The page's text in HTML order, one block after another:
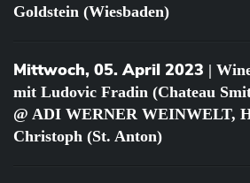
Goldstein (Wiesbaden)
Mittwoch, 05. April 2023 |
mit Ludovic Fradin (Chateau
@ ADI WERNER WEINWELT,
Christoph (St. Anton)